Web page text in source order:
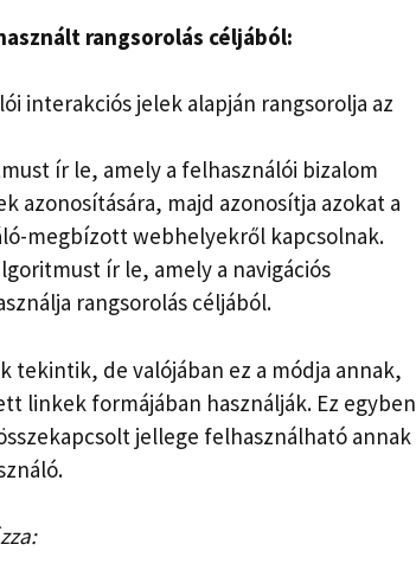
rangsorolás céljából:
interakciós jelek alapján rangsorolja az
ír le, amely a felhasználói bizalom
azonosítására, majd azonosítja azokat a
megbízott webhelyekről kapcsolnak.
ír le, amely a navigációs
rangsorolás céljából.
tekintik, de valójában ez a módja annak,
linkek formájában használják. Ez egyben
jellege felhasználható annak